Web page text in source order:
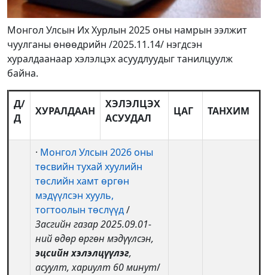
Монгол Улсын Их Хурлын 2025 оны намрын ээлжит
чуулганы өнөөдрийн /2025.11.14/ нэгдсэн
хуралдаанаар хэлэлцэх асуудлуудыг танилцуулж
байна.
Д/
Д
ХУРАЛДААН
ХЭЛЭЛЦЭХ
АСУУДАЛ
ЦАГ ТАНХИМ
· Монгол Улсын 2026 оны
төсвийн тухай хуулийн
төслийн хамт өргөн
мэдүүлсэн хууль,
тогтоолын төслүүд/
Засгийн газар 2025.09.01-
ний өдөр өргөн мэдүүлсэн,
эцсийн хэлэлцүүлэг,
асуулт, хариулт 60 минут/